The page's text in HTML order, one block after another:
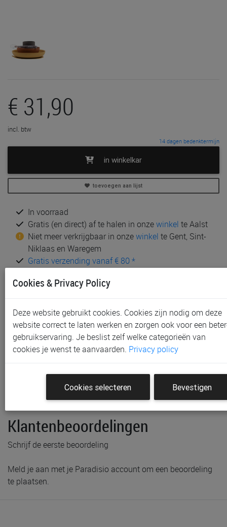
€ 31,90
incl. btw
14 dagen bedenktermijn
in winkelkar
toevoegen aan lijst
In voorraad
Gratis (en direct) af te halen in onzewinkel te Aalst
Niet meer verkrijgbaar in onzewinkel te Gent, Sint-
Niklaas en Waregem
Gratis verzending vanaf € 80 *
Andere artikelen uit deze collectie:
Voorraad bij Paradisio
Klantenbeoordelingen
Schrijf de eerste beoordeling
Meld je aan met je Paradisio account om een beoordeling
te plaatsen.
Cookies & Privacy Policy
Deze website gebruikt cookies. Cookies zijn nodig om deze
website correct te laten werken en zorgen ook voor een
gebruikservaring. Je beslist zelf welke categorieën van
cookies je wenst te aanvaarden. Privacy policy
Cookies selecteren Bevestigen